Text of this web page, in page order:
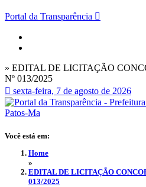
Portal da Transparência
» EDITAL DE LICITAÇÃO
Nº 013/2025
sexta-feira, 7 de agosto de 2026
Você está em:
Home
»
EDITAL DE LICITAÇÃO
013/2025